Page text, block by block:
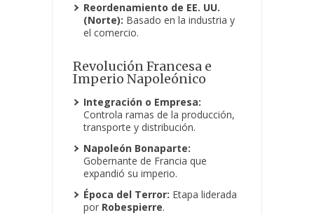
Reordenamiento de EE. UU.
(Norte): Basado en la industria y
el comercio.
Revolución Francesa e
Imperio Napoleónico
Integración o Empresa:
Controla ramas de la producción,
transporte y distribución.
Napoleón Bonaparte:
Gobernante de Francia que
expandió su imperio.
Época del Terror: Etapa liderada
por Robespierre.